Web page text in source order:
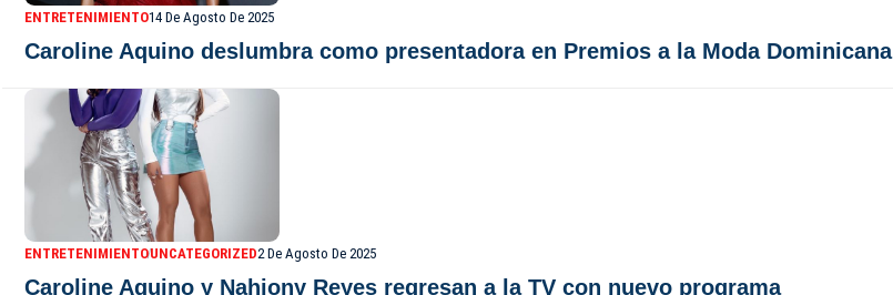
ENTRETENIMIENTO14 De Agosto De 2025
Caroline Aquino deslumbra como presentadora en Premios a la Moda Dominicana
ENTRETENIMIENTOUNCATEGORIZED2 De Agosto De 2025
Caroline Aquino y Nahiony Reyes regresan a la TV con nuevo programa